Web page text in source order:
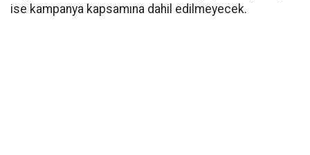
ise kampanya kapsamına dahil edilmeyecek.